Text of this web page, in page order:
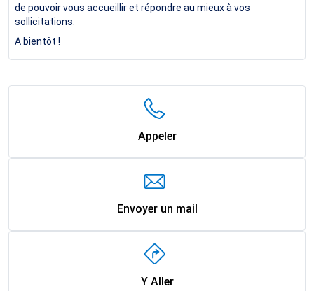
de pouvoir vous accueillir et répondre au mieux à vos
sollicitations.
A bientôt !
Appeler
Envoyer un mail
Y Aller